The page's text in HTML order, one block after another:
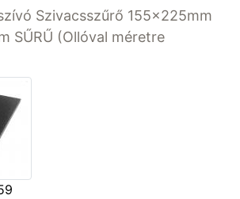
Szivacsszűrő 155x225mm
SŰRŰ (Ollóval méretre